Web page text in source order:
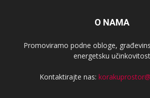
O NAMA
Promoviramo podne obloge,
energetsku učinkovitost
Kontaktirajte nas: